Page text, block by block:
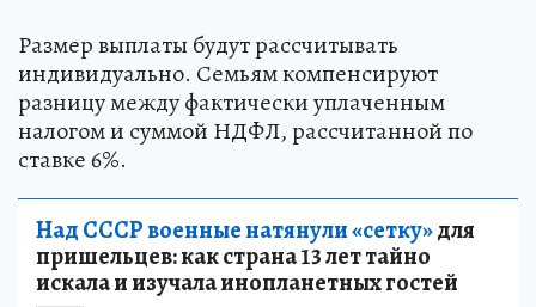
Размер выплаты будут рассчитывать
индивидуально. Семьям компенсируют
разницу между фактически уплаченным
налогом и суммой НДФЛ, рассчитанной по
ставке 6%.
Над СССР военные натянули «сетку»для
пришельцев: как страна 13 лет тайно
искала и изучала инопланетных гостей